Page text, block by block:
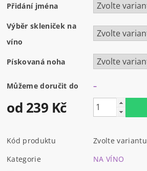
Přidání jména
Výběr skleniček na
víno
Pískovaná noha
Můžeme doručit do –
od 239 Kč
Kód produktu
Zvolte variantu
Kategorie
NA VÍNO